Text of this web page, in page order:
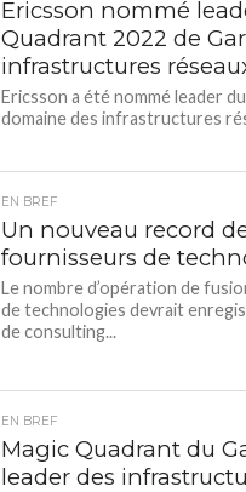
Ericsson nommé
Quadrant 2022 de
infrastructures
Ericsson a été nommé leader
domaine des infrastructures
EN BREF
Un nouveau record
fournisseurs de
Le nombre d’opération de
de technologies devrait
de consulting...
EN BREF
Magic Quadrant du
leader des